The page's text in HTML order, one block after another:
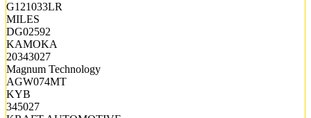
G121033LR
MILES
DG02592
KAMOKA
20343027
Magnum Technology
AGW074MT
KYB
345027